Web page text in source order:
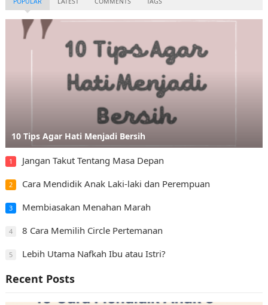
10 Tips Agar Hati Menjadi Bersih
1 Jangan Takut Tentang Masa Depan
2 Cara Mendidik Anak Laki-laki dan Perempuan
3 Membiasakan Menahan Marah
4 8 Cara Memilih Circle Pertemanan
5 Lebih Utama Nafkah Ibu atau Istri?
Recent Posts